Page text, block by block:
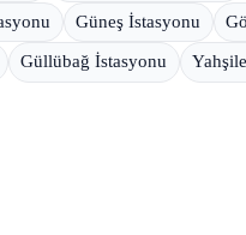
Güneş İstasyonu
Güllübağ İstasyonu